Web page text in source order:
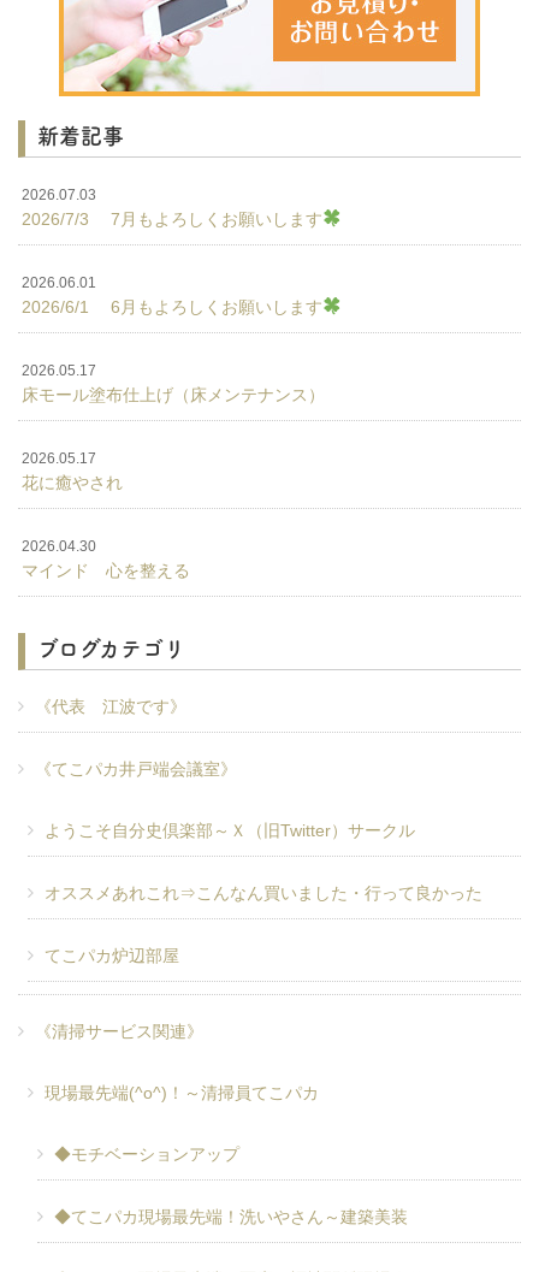
新着記事
2026.07.03
2026/7/3 7月もよろしくお願いします
2026.06.01
2026/6/1 6月もよろしくお願いします
2026.05.17
床モール塗布仕上げ（床メンテナンス）
2026.05.17
花に癒やされ
2026.04.30
マインド 心を整える
ブログカテゴリ
《代表 江波です》
《てこパカ井戸端会議室》
ようこそ自分史倶楽部～Ｘ（旧Twitter）サークル
オススメあれこれ⇒こんなん買いました・行って良かった
てこパカ炉辺部屋
《清掃サービス関連》
現場最先端(^o^)！～清掃員てこパカ
◆モチベーションアップ
◆てこパカ現場最先端！洗いやさん～建築美装